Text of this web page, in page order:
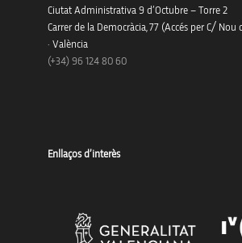
Ciutat Administrativa 9 d’Octubre – Torre 2
Carrer de la Democràcia, 77 (Accés per C/ Nou
· València
(+34) 96 124 80 60
Enllaços d’interès